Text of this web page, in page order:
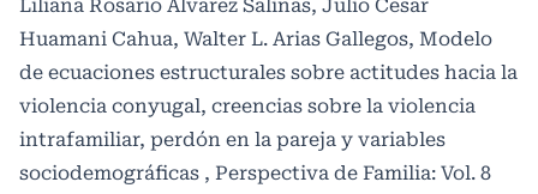
Liliana Rosario Álvarez Salinas, Julio Cesar
Huamani Cahua, Walter L. Arias Gallegos, Modelo
de ecuaciones estructurales sobre actitudes hacia la
violencia conyugal, creencias sobre la violencia
intrafamiliar, perdón en la pareja y variables
sociodemográficas , Perspectiva de Familia: Vol. 8